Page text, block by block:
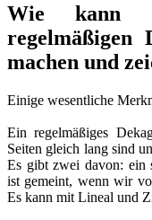
Wie kann
regelmäßigen
machen und
Einige wesentliche
Ein regelmäßiges
Seiten gleich lang sind
Es gibt zwei davon: ein
ist gemeint, wenn wir
Es kann mit Lineal und